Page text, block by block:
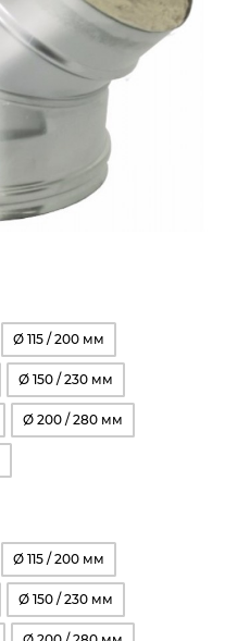
Ø 115 / 200 мм
Ø 150 / 230 мм
Ø 200 / 280 мм
Ø 115 / 200 мм
Ø 150 / 230 мм